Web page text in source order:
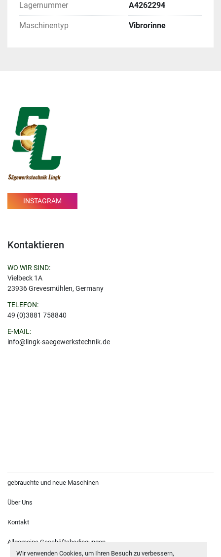
Wir verwenden Cookies, um Ihren Besuch zu verbessern,
Lagernummer A4262294
Maschinentyp Vibrorinne
INSTAGRAM
Kontaktieren
WO WIR SIND:
Vielbeck 1A
23936 Grevesmühlen, Germany
TELEFON:
49 (0)3881 758840
E-MAIL:
info@lingk-saegewerkstechnik.de
gebrauchte und neue Maschinen
Über Uns
Kontakt
Allgemeine Geschäftsbedingungen